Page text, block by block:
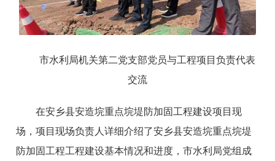
市水利局机关第二党支部党员与工程项目负责代表
交流
在安乡县安造垸重点垸堤防加固工程建设项目现
场，项目现场负责人详细介绍了安乡县安造垸重点垸堤
防加固工程工程建设基本情况和进度，市水利局党组成